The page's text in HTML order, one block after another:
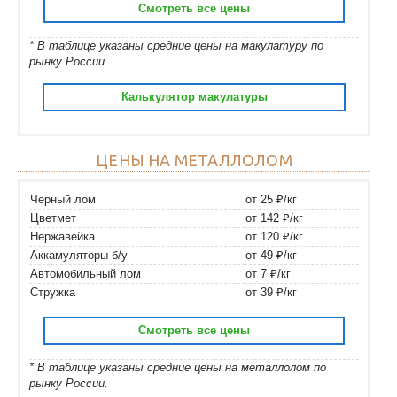
Смотреть все цены
* В таблице указаны средние цены на макулатуру по
рынку России.
Калькулятор макулатуры
ЦЕНЫ НА МЕТАЛЛОЛОМ
Черный лом
от 25 ₽/кг
Цветмет
от 142 ₽/кг
Нержавейка
от 120 ₽/кг
Аккамуляторы б/у
от 49 ₽/кг
Автомобильный лом
от 7 ₽/кг
Стружка
от 39 ₽/кг
Смотреть все цены
* В таблице указаны средние цены на металлолом по
рынку России.